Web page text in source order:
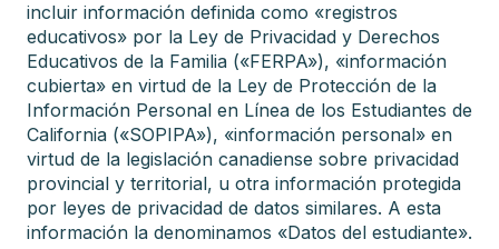
incluir información definida como «registros
educativos» por la Ley de Privacidad y Derechos
Educativos de la Familia («FERPA»), «información
cubierta» en virtud de la Ley de Protección de la
Información Personal en Línea de los Estudiantes de
California («SOPIPA»), «información personal» en
virtud de la legislación canadiense sobre privacidad
provincial y territorial, u otra información protegida
por leyes de privacidad de datos similares. A esta
información la denominamos «Datos del estudiante».